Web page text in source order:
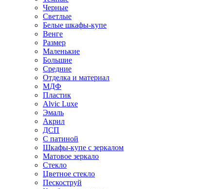
Черные
Светлые
Белые шкафы-купе
Венге
Размер
Маленькие
Большие
Средние
Отделка и материал
МДФ
Пластик
Alvic Luxe
Эмаль
Акрил
ДСП
С патиной
Шкафы-купе с зеркалом
Матовое зеркало
Стекло
Цветное стекло
Пескоструй